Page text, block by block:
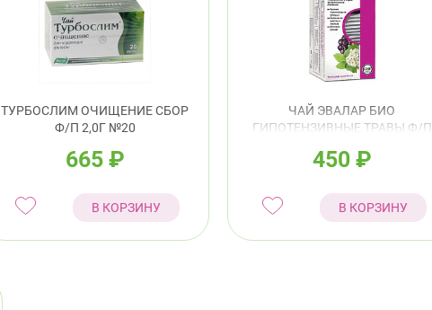
ТУРБОСЛИМ ОЧИЩЕНИЕ СБОР
Ф/П 2,0Г №20
665 ₽
В КОРЗИНУ
ЧАЙ ЭВАЛАР БИО
ГИПОТЕНЗИВНЫЕ ТРАВЫ Ф/П
450 ₽
В КОРЗИНУ